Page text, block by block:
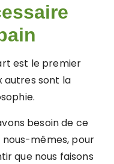
est le premier
autres sont la
besoin de ce
mêmes, pour
que nous faisons